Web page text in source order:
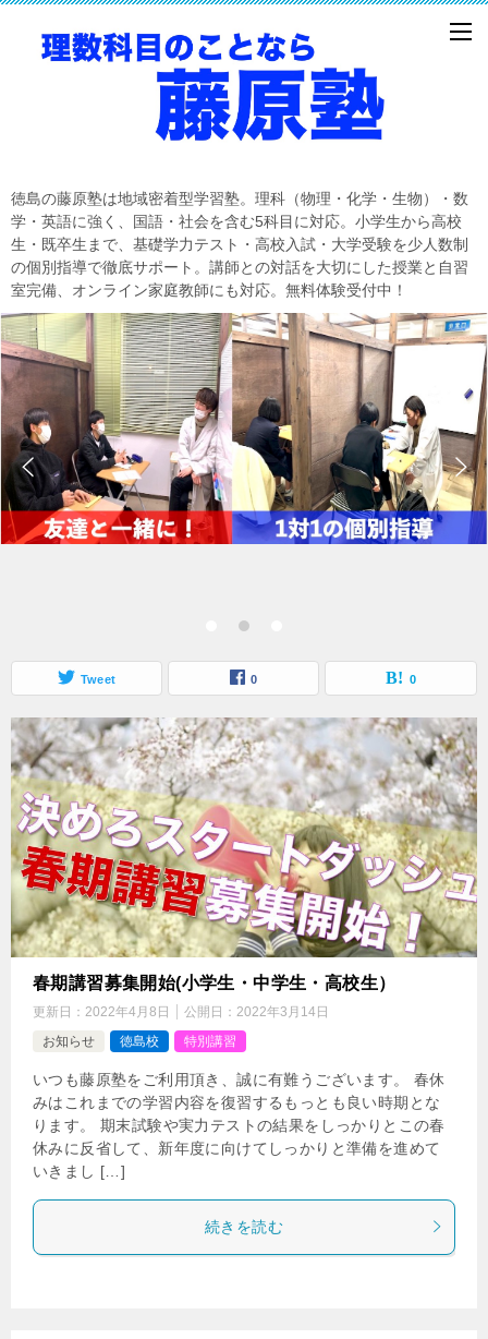
徳島の藤原塾は地域密着型学習塾。理科（物理・化学・生物）・数
学・英語に強く、国語・社会を含む5科目に対応。小学生から高校
生・既卒生まで、基礎学力テスト・高校入試・大学受験を少人数制
の個別指導で徹底サポート。講師との対話を大切にした授業と自習
室完備、オンライン家庭教師にも対応。無料体験受付中！
Tweet 0 0
春期講習募集開始(小学生・中学生・高校生）
更新日： 2022年4月8日 公開日： 2022年3月14日
お知らせ
徳島校 特別講習
いつも藤原塾をご利用頂き、誠に有難うございます。 春休
みはこれまでの学習内容を復習するもっとも良い時期とな
ります。 期末試験や実力テストの結果をしっかりとこの春
休みに反省して、新年度に向けてしっかりと準備を進めて
いきまし […]
続きを読む